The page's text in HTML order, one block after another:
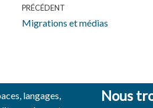
PRÉCÉDENT
Migrations et médias
langages,
Nous